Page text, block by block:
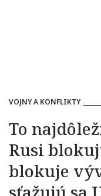
VOJNY A KONFLIKTY
To
Rusi
blokuje